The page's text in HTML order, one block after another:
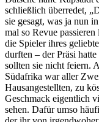
schließlich überredet,
sie gesagt, was ja nun
mal so Revue
die Spieler ihres
durften – der Präsi
sollten sie nicht feiern.
Südafrika war aller
Hausangestellten, zu
Geschmack eigentlich
sehen. Dafür umso